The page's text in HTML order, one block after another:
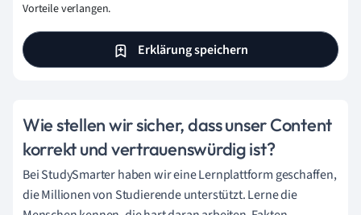
Vorteile verlangen.
Erklärung speichern
Wie stellen wir sicher, dass unser Content
korrekt und vertrauenswürdig ist?
Bei StudySmarter haben wir eine Lernplattform geschaffen,
die Millionen von Studierende unterstützt. Lerne die